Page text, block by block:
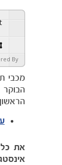
By
את כל